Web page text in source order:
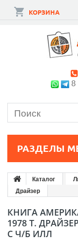
КОРЗИНА
РАЗДЕЛЫ
Каталог
Драйзер
КНИГА
1978 Т.
С Ч/Б ИЛЛ